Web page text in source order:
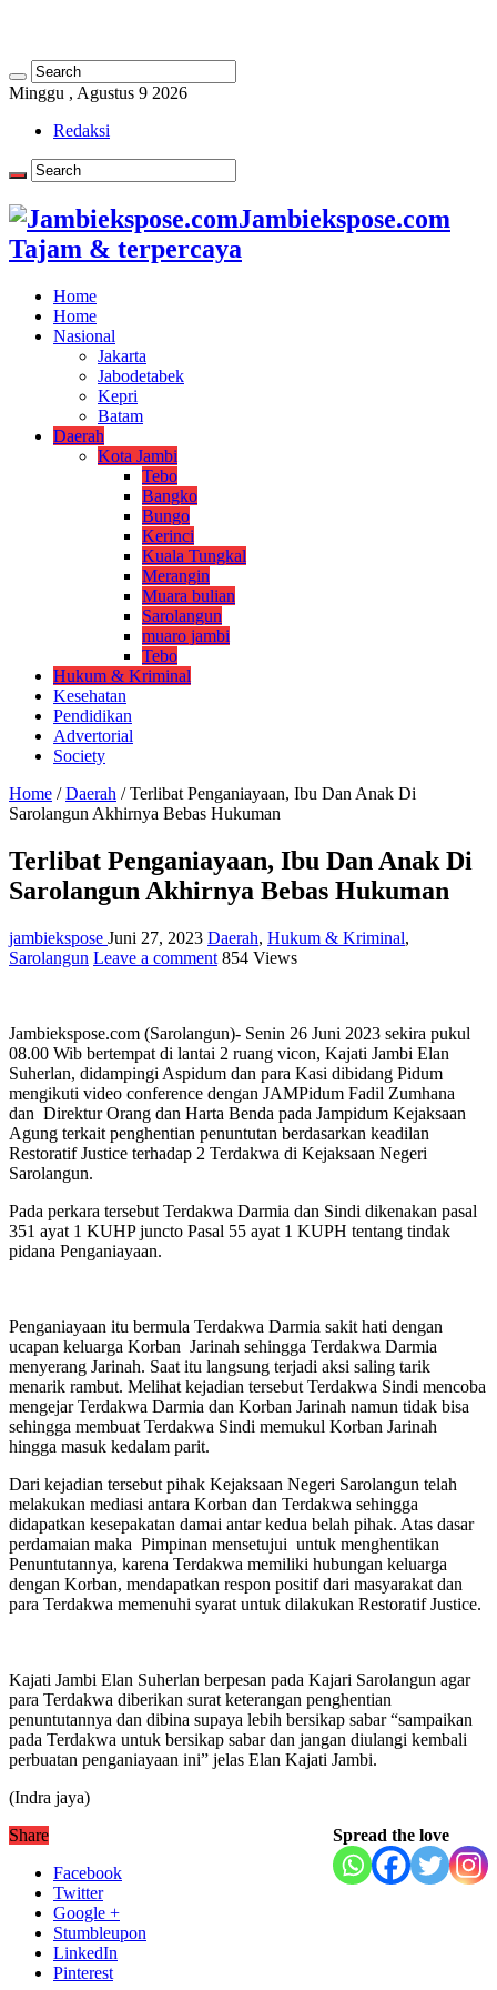
Minggu , Agustus 9 2026
Redaksi
Jambiekspose.com
Tajam & terpercaya
Home
Home
Nasional
Jakarta
Jabodetabek
Kepri
Batam
Daerah
Kota Jambi
Tebo
Bangko
Bungo
Kerinci
Kuala Tungkal
Merangin
Muara bulian
Sarolangun
muaro jambi
Tebo
Hukum & Kriminal
Kesehatan
Pendidikan
Advertorial
Society
Home / Daerah / Terlibat Penganiayaan, Ibu Dan Anak Di
Sarolangun Akhirnya Bebas Hukuman
Terlibat Penganiayaan, Ibu Dan Anak Di
Sarolangun Akhirnya Bebas Hukuman
jambiekspose Juni 27, 2023 Daerah, Hukum & Kriminal,
Sarolangun Leave a comment 854 Views
Jambiekspose.com (Sarolangun)- Senin 26 Juni 2023 sekira pukul
08.00 Wib bertempat di lantai 2 ruang vicon, Kajati Jambi Elan
Suherlan, didampingi Aspidum dan para Kasi dibidang Pidum
mengikuti video conference dengan JAMPidum Fadil Zumhana
dan Direktur Orang dan Harta Benda pada Jampidum Kejaksaan
Agung terkait penghentian penuntutan berdasarkan keadilan
Restoratif Justice terhadap 2 Terdakwa di Kejaksaan Negeri
Sarolangun.
Pada perkara tersebut Terdakwa Darmia dan Sindi dikenakan pasal
351 ayat 1 KUHP juncto Pasal 55 ayat 1 KUPH tentang tindak
pidana Penganiayaan.
Penganiayaan itu bermula Terdakwa Darmia sakit hati dengan
ucapan keluarga Korban Jarinah sehingga Terdakwa Darmia
menyerang Jarinah. Saat itu langsung terjadi aksi saling tarik
menarik rambut. Melihat kejadian tersebut Terdakwa Sindi mencoba
mengejar Terdakwa Darmia dan Korban Jarinah namun tidak bisa
sehingga membuat Terdakwa Sindi memukul Korban Jarinah
hingga masuk kedalam parit.
Dari kejadian tersebut pihak Kejaksaan Negeri Sarolangun telah
melakukan mediasi antara Korban dan Terdakwa sehingga
didapatkan kesepakatan damai antar kedua belah pihak. Atas dasar
perdamaian maka Pimpinan mensetujui untuk menghentikan
Penuntutannya, karena Terdakwa memiliki hubungan keluarga
dengan Korban, mendapatkan respon positif dari masyarakat dan
para Terdakwa memenuhi syarat untuk dilakukan Restoratif Justice.
Kajati Jambi Elan Suherlan berpesan pada Kajari Sarolangun agar
para Terdakwa diberikan surat keterangan penghentian
penuntutannya dan dibina supaya lebih bersikap sabar “sampaikan
pada Terdakwa untuk bersikap sabar dan jangan diulangi kembali
perbuatan penganiayaan ini” jelas Elan Kajati Jambi.
(Indra jaya)
Spread the love
Share
Facebook
Twitter
Google +
Stumbleupon
LinkedIn
Pinterest